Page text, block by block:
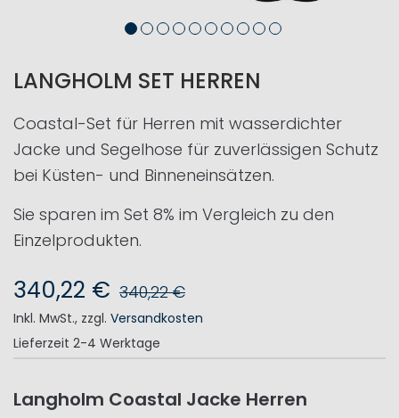
LANGHOLM SET HERREN
Coastal-Set für Herren mit wasserdichter
Jacke und Segelhose für zuverlässigen Schutz
bei Küsten- und Binneneinsätzen.
Sie sparen im Set 8% im Vergleich zu den
Einzelprodukten.
340,22 € 340,22 €
Inkl. MwSt., zzgl. Versandkosten
Lieferzeit 2-4 Werktage
Langholm Coastal Jacke Herren